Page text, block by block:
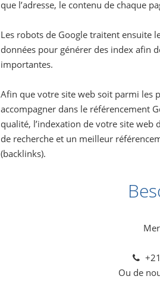
que l’adresse, le contenu de chaque
Les robots de Google traitent ensuite
données pour générer des index afin
importantes.
Afin que votre site web soit parmi les
accompagner dans le référencement
qualité, l’indexation de votre site
de recherche et un meilleur
(backlinks).
Ou de